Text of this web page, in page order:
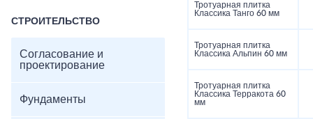
СТРОИТЕЛЬСТВО
Согласование и
проектирование
Фундаменты
Тротуарная плитка
Классика Танго 60 мм
Тротуарная плитка
Классика Альпин 60 мм
Тротуарная плитка
Классика Терракота 60
мм